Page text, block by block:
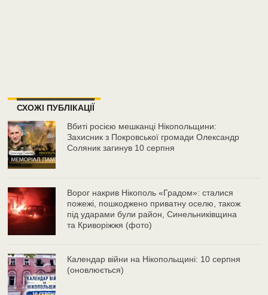
СХОЖІ ПУБЛІКАЦІЇ
Вбиті росією мешканці Нікопольщини:
Захисник з Покровської громади Олександр
Соляник загинув 10 серпня
Ворог накрив Нікополь «Градом»: сталися
пожежі, пошкоджено приватну оселю, також
під ударами були район, Синельниківщина
та Криворіжжя (фото)
Календар війни на Нікопольщині: 10 серпня
(оновлюється)